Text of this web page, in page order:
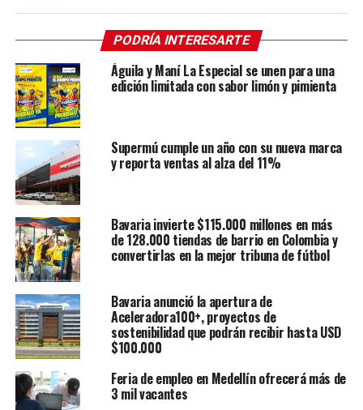
PODRÍA INTERESARTE
Águila y Maní La Especial se unen para una
edición limitada con sabor limón y pimienta
Supermú cumple un año con su nueva marca
y reporta ventas al alza del 11%
Bavaria invierte $115.000 millones en más
de 128.000 tiendas de barrio en Colombia y
convertirlas en la mejor tribuna de fútbol
Bavaria anunció la apertura de
Aceleradora100+, proyectos de
sostenibilidad que podrán recibir hasta USD
$100.000
Feria de empleo en Medellín ofrecerá más de
3 mil vacantes